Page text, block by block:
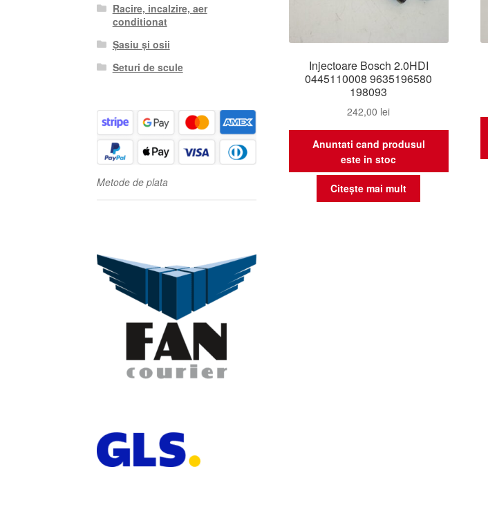
Injectoare Bosch 2.0HDI
0445110008 9635196580
198093
242,00 lei
Anuntati cand produsul
este in stoc
Citește mai mult
Racire, incalzire, aer
conditionat
Șasiu și osii
Seturi de scule
Metode de plata